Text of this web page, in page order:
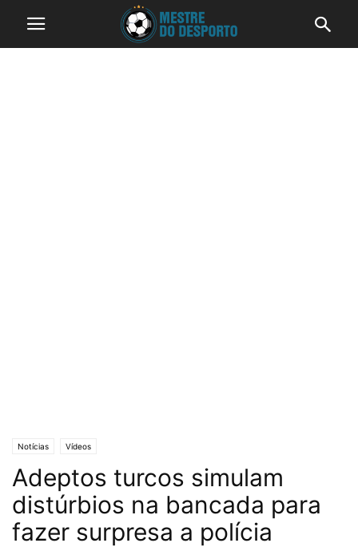
Notícias Vídeos
Adeptos turcos simulam
distúrbios na bancada para
fazer surpresa a polícia